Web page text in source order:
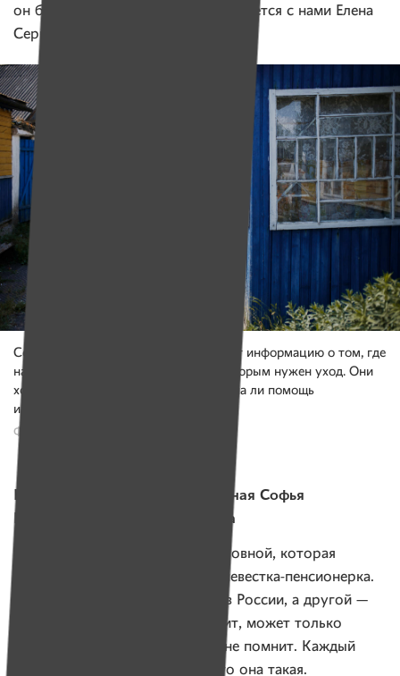
он был у бабушки Брони, — прощается с нами Елена
Сергеевна.
Сейчас патронажные сестры собирают информацию о том, где
находятся самые «тяжелые» люди, которым нужен уход. Они
ходят по домам и интересуются, нужна ли помощь
их односельчанам.
Фото: Надежда Бужан, Имена
Нарочь, сестра Алла. Подопечная Софья
Брониславовна после инсульта
За 82-летней Софьей Брониславовной, которая
перенесла инсульт, ухаживает невестка-пенсионерка.
У нее два сына, но один живет в России, а другой —
на заработках. Бабушка не ходит, может только
сидеть на подушках. И никого не помнит. Каждый
день спрашивает у невестки, кто она такая.